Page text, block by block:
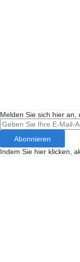
Melden Sie sich hier an,
Abonnieren
Indem Sie hier klicken,